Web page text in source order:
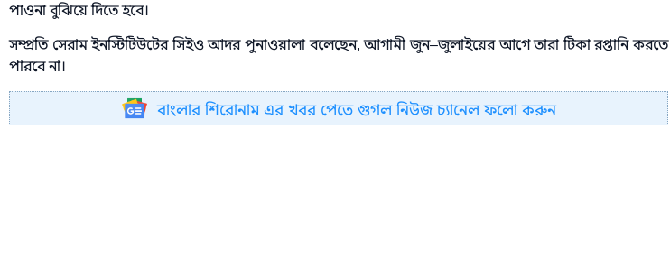
পাওনা বুঝিয়ে দিতে হবে।
সম্প্রতি সেরাম ইনস্টিটিউটের সিইও আদর পুনাওয়ালা বলেছেন, আগামী জুন–জুলাইয়ের আগে তারা টিকা রপ্তানি করতে
পারবে না।
বাংলার শিরোনাম এর খবর পেতে গুগল নিউজ চ্যানেল ফলো করুন